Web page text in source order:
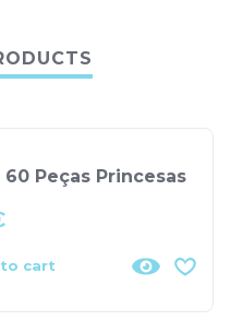
60 Peças Princesas
cart